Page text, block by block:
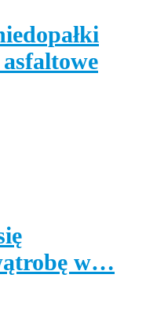
w…